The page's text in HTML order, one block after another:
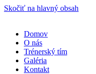
Skočiť na hlavný obsah
Domov
O nás
Trénerský tím
Galéria
Kontakt